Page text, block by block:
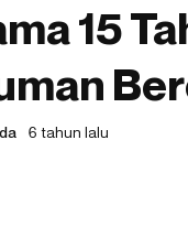
15
6 tahun lalu